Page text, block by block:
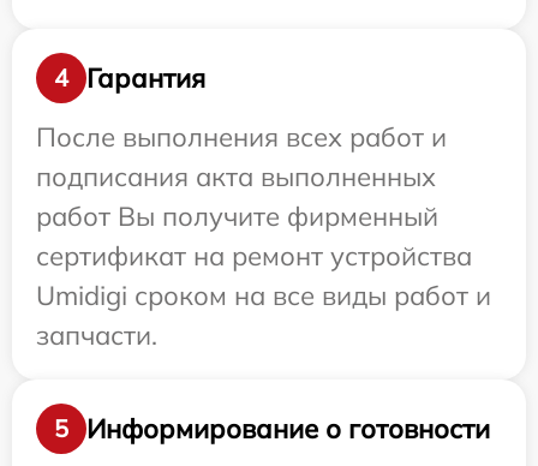
4
Гарантия
После выполнения всех работ и
подписания акта выполненных
работ Вы получите фирменный
сертификат на ремонт устройства
Umidigi сроком на все виды работ и
запчасти.
5
Информирование о готовности